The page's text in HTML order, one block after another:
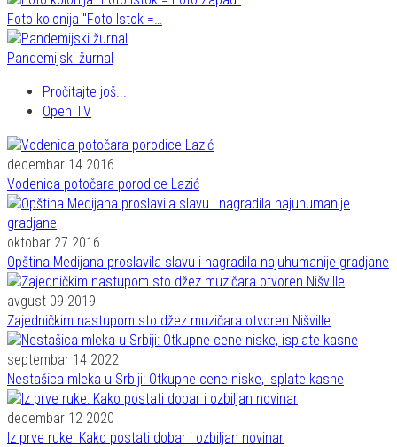
Foto kolonija "Foto Istok =…
Pandemijski žurnal
Pročitajte još...
Open TV
decembar 14 2016
Vodenica potočara porodice Lazić
oktobar 27 2016
Opština Medijana proslavila slavu i nagradila najuhumanije gradjane
avgust 09 2019
Zajedničkim nastupom sto džez muzičara otvoren Nišville
septembar 14 2022
Nestašica mleka u Srbiji: Otkupne cene niske, isplate kasne
decembar 12 2020
Iz prve ruke: Kako postati dobar i ozbiljan novinar